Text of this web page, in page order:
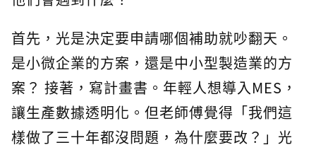
首先，光是決定要申請哪個補助就吵翻天。
是小微企業的方案，還是中小型製造業的方
案？ 接著，寫計畫書。年輕人想導入MES，
讓生產數據透明化。但老師傅覺得「我們這
樣做了三十年都沒問題，為什麼要改？」光